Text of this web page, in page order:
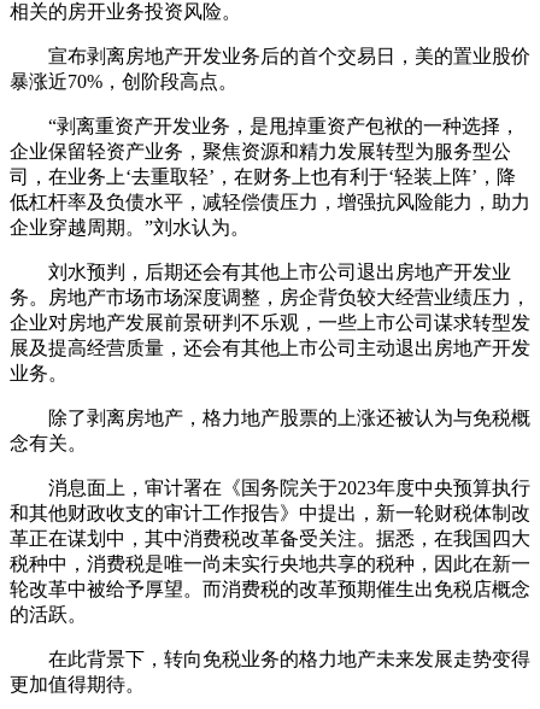
相关的房开业务投资风险。
宣布剥离房地产开发业务后的首个交易日，美的置业股价
暴涨近70%，创阶段高点。
“剥离重资产开发业务，是甩掉重资产包袱的一种选择，
企业保留轻资产业务，聚焦资源和精力发展转型为服务型公
司，在业务上‘去重取轻’，在财务上也有利于‘轻装上阵’，降
低杠杆率及负债水平，减轻偿债压力，增强抗风险能力，助力
企业穿越周期。”刘水认为。
刘水预判，后期还会有其他上市公司退出房地产开发业
务。房地产市场市场深度调整，房企背负较大经营业绩压力，
企业对房地产发展前景研判不乐观，一些上市公司谋求转型发
展及提高经营质量，还会有其他上市公司主动退出房地产开发
业务。
除了剥离房地产，格力地产股票的上涨还被认为与免税概
念有关。
消息面上，审计署在《国务院关于2023年度中央预算执行
和其他财政收支的审计工作报告》中提出，新一轮财税体制改
革正在谋划中，其中消费税改革备受关注。据悉，在我国四大
税种中，消费税是唯一尚未实行央地共享的税种，因此在新一
轮改革中被给予厚望。而消费税的改革预期催生出免税店概念
的活跃。
在此背景下，转向免税业务的格力地产未来发展走势变得
更加值得期待。